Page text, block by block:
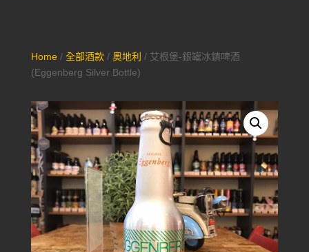
Home/ 全部酒款/ 奧地利 / 艾根堡-銀罐冰鎮啤酒
(Eggenberg Silver Bottle)